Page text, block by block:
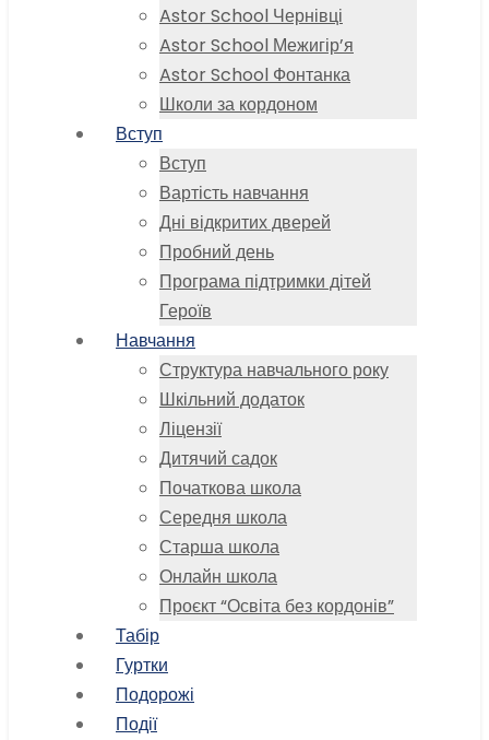
Astor School Чернівці
Astor School Межигір’я
Astor School Фонтанка
Школи за кордоном
Вступ
Вступ
Вартість навчання
Дні відкритих дверей
Пробний день
Програма підтримки дітей
Героїв
Навчання
Структура навчального року
Шкільний додаток
Ліцензії
Дитячий садок
Початкова школа
Середня школа
Старша школа
Онлайн школа
Проєкт “Освіта без кордонів”
Табір
Гуртки
Подорожі
Події